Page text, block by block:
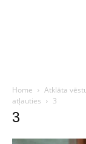
Home
Atklāta
atļauties
3
3